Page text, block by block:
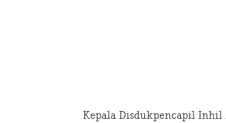
Kepala Disdukpencapil